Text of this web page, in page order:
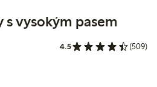
s vysokým pasem
4.5 (509)